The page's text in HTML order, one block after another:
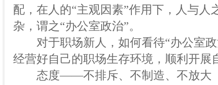
配，在人的“主观因素”作用下，人与
杂，谓之“办公室政治”。
对于职场新人，如何看待“办公室政
经营好自己的职场生存环境，顺利开展
态度——不排斥、不制造、不放大